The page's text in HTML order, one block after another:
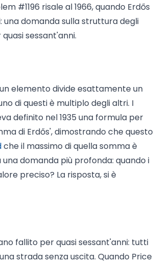
#1196 risale al 1966, quando Erdős
una domanda sulla struttura degli
sessant'anni.
elemento divide esattamente un
di questi è multiplo degli altri. I
definito nel 1935 una formula per
di Erdős', dimostrando che questo
che il massimo di quella somma è
domanda più profonda: quando i
preciso? La risposta, si è
fallito per quasi sessant'anni: tutti
strada senza uscita. Quando Price